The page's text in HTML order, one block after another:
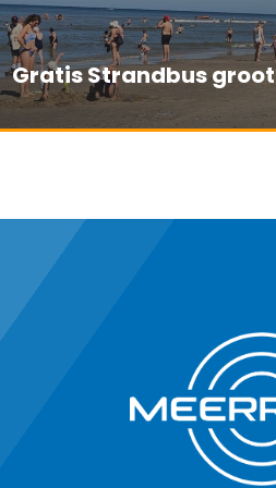
Gratis Strandbus